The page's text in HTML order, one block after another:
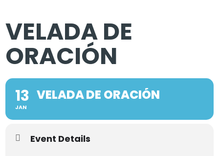
VELADA DE
ORACIÓN
13
JAN
VELADA DE ORACIÓN
Event Details